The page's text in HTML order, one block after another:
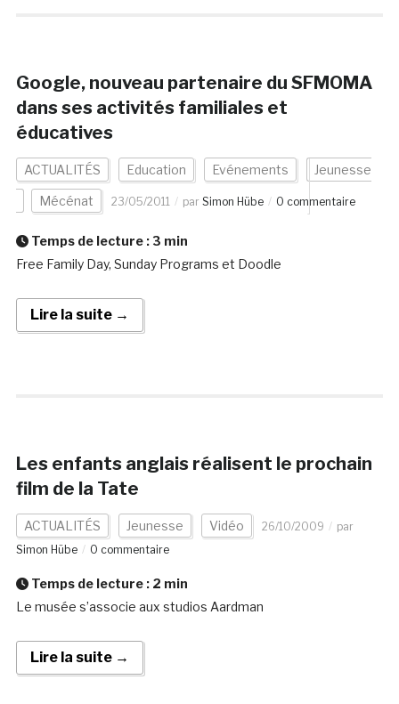
Google, nouveau partenaire du SFMOMA
dans ses activités familiales et
éducatives
ACTUALITÉS Education Evénements Jeunesse
Mécénat 23/05/2011 par Simon Hübe 0 commentaire
Temps de lecture : 3 min
Free Family Day, Sunday Programs et Doodle
Lire la suite →
Les enfants anglais réalisent le prochain
film de la Tate
ACTUALITÉS Jeunesse Vidéo 26/10/2009
par
Simon Hübe
0 commentaire
Temps de lecture : 2 min
Le musée s’associe aux studios Aardman
Lire la suite →